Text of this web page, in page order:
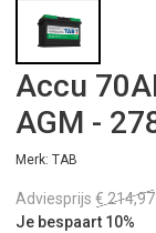
Accu
AGM -
Merk: TAB
Adviesprijs € 214,97
Je bespaart 10%